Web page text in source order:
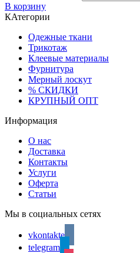
В корзину
КАтегории
Одежные ткани
Трикотаж
Клеевые материалы
Фурнитура
Мерный лоскут
% СКИДКИ
КРУПНЫЙ ОПТ
Информация
О нас
Доставка
Контакты
Услуги
Оферта
Статьи
Мы в социальных сетях
vkontakte
telegram